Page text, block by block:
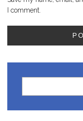
I comment.